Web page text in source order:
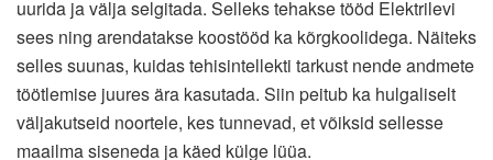
uurida ja välja selgitada. Selleks tehakse tööd Elektrilevi
sees ning arendatakse koostööd ka kõrgkoolidega. Näiteks
selles suunas, kuidas tehisintellekti tarkust nende andmete
töötlemise juures ära kasutada. Siin peitub ka hulgaliselt
väljakutseid noortele, kes tunnevad, et võiksid sellesse
maailma siseneda ja käed külge lüüa.